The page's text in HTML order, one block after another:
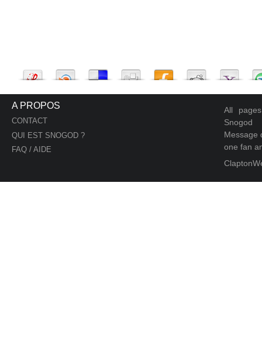
A PROPOS
CONTACT
QUI EST SNOGOD ?
FAQ / AIDE
All
Snogod
Message
one fan